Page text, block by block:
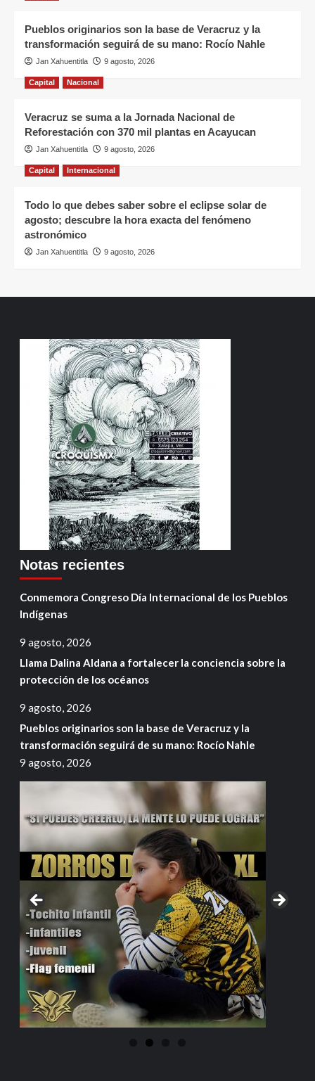
Pueblos originarios son la base de Veracruz y la
transformación seguirá de su mano: Rocío Nahle
Jan Xahuentitla 9 agosto, 2026
Capital Nacional
Veracruz se suma a la Jornada Nacional de
Reforestación con 370 mil plantas en Acayucan
Jan Xahuentitla 9 agosto, 2026
Capital Internacional
Todo lo que debes saber sobre el eclipse solar de
agosto; descubre la hora exacta del fenómeno
astronómico
Jan Xahuentitla 9 agosto, 2026
Notas recientes
Conmemora Congreso Día Internacional de los Pueblos
Indígenas
9 agosto, 2026
Llama Dalina Aldana a fortalecer la conciencia sobre la
protección de los océanos
9 agosto, 2026
Pueblos originarios son la base de Veracruz y la
transformación seguirá de su mano: Rocío Nahle
9 agosto, 2026